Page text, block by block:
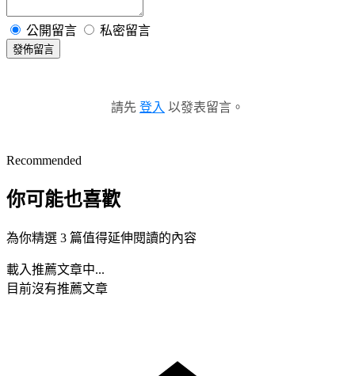
公開留言 私密留言
發佈留言
請先 登入 以發表留言。
Recommended
你可能也喜歡
為你精選 3 篇值得延伸閱讀的內容
載入推薦文章中...
目前沒有推薦文章